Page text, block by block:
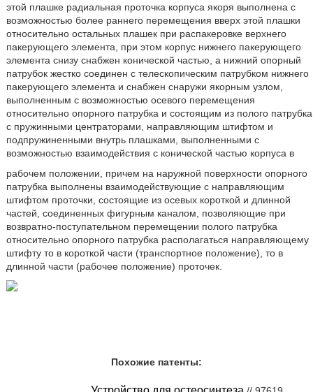
этой плашке радиальная проточка корпуса якоря выполнена с
возможностью более раннего перемещения вверх этой плашки
относительно остальных плашек при распакеровке верхнего
пакерующего элемента, при этом корпус нижнего пакерующего
элемента снизу снабжен конической частью, а нижний опорный
патрубок жестко соединен с телескопическим патрубком нижнего
пакерующего элемента и снабжен снаружи якорным узлом,
выполненным с возможностью осевого перемещения
относительно опорного патрубка и состоящим из полого патрубка
с пружинными центраторами, направляющим штифтом и
подпружиненными внутрь плашками, выполненными с
возможностью взаимодействия с конической частью корпуса в
рабочем положении, причем на наружной поверхности опорного
патрубка выполнены взаимодействующие с направляющим
штифтом проточки, состоящие из осевых короткой и длинной
частей, соединенных фигурным каналом, позволяющие при
возвратно-поступательном перемещении полого патрубка
относительно опорного патрубка располагаться направляющему
штифту то в короткой части (транспортное положение), то в
длинной части (рабочее положение) проточек.
Похожие патенты: